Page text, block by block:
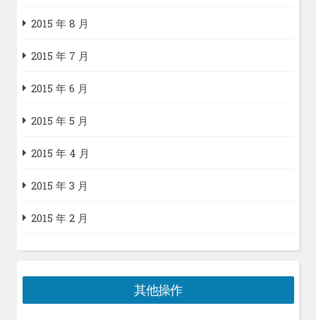
2015 年 8 月
2015 年 7 月
2015 年 6 月
2015 年 5 月
2015 年 4 月
2015 年 3 月
2015 年 2 月
其他操作